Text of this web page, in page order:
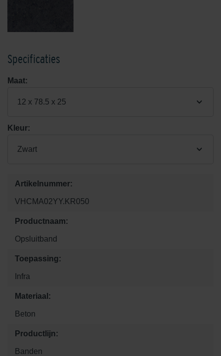
Specificaties
Maat:
12 x 78.5 x 25
Kleur:
Zwart
Artikelnummer:
VHCMA02YY.KR050
Productnaam:
Opsluitband
Toepassing:
Infra
Materiaal:
Beton
Productlijn:
Banden